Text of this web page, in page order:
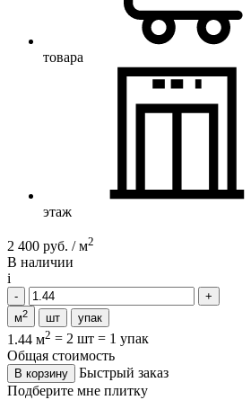
товара
этаж
2 400 руб. / м2
В наличии
i
м2 шт упак
1.44 м2 = 2 шт = 1 упак
Общая стоимость
В корзину
Быстрый заказ
Подберите мне плитку